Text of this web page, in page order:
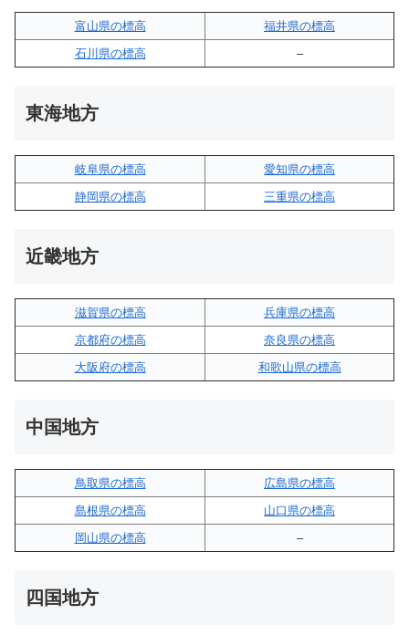
富山県の標高
福井県の標高
石川県の標高
–
東海地方
岐阜県の標高
愛知県の標高
静岡県の標高
三重県の標高
近畿地方
滋賀県の標高
兵庫県の標高
京都府の標高
奈良県の標高
大阪府の標高
和歌山県の標高
中国地方
鳥取県の標高
広島県の標高
島根県の標高
山口県の標高
岡山県の標高
–
四国地方